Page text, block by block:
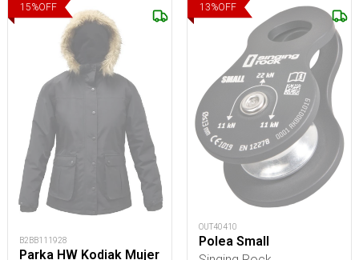
15%OFF
B2BB111928
Parka HW Kodiak Mujer
13%OFF
OUT40410
Polea Small